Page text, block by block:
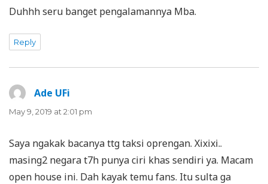
Duhhh seru banget pengalamannya Mba.
Reply
Ade UFi
May 9, 2019 at 2:01 pm
Saya ngakak bacanya ttg taksi oprengan. Xixixi..
masing2 negara t7h punya ciri khas sendiri ya. Macam
open house ini. Dah kayak temu fans. Itu sulta ga